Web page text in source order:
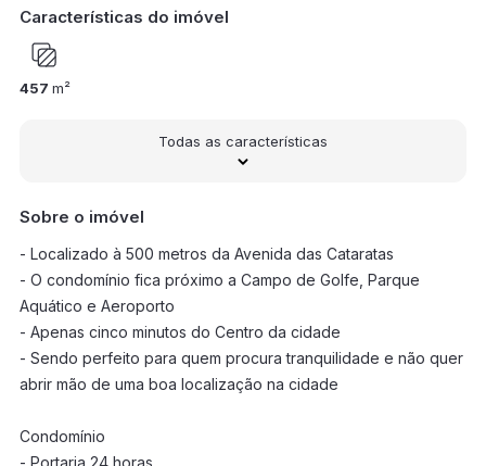
Características do imóvel
457 m²
Todas as características
Sobre o imóvel
- Localizado à 500 metros da Avenida das Cataratas
- O condomínio fica próximo a Campo de Golfe, Parque
Aquático e Aeroporto
- Apenas cinco minutos do Centro da cidade
- Sendo perfeito para quem procura tranquilidade e não quer
abrir mão de uma boa localização na cidade
Condomínio
- Portaria 24 horas